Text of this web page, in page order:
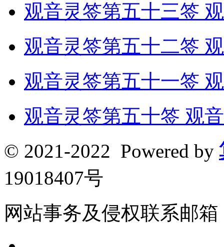
观音灵签第五十三签
观音灵签第五十二签
观音灵签第五十一签
观音灵签第五十签 观
© 2021-2022 Powered by
19018407号
网站事务及侵权联系邮箱